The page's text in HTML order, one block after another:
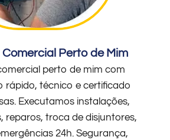
Comercial Perto de Mim
perto de mim com
rápido, técnico e certificado
Executamos instalações,
reparos, troca de disjuntores,
24h. Segurança,